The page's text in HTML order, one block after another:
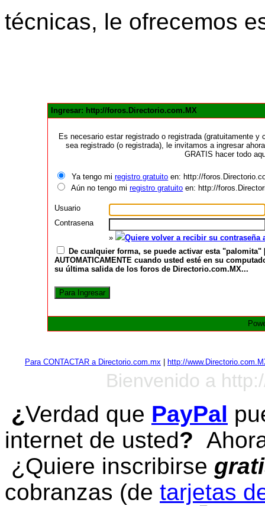
técnicas, le ofrecemos
Ingresar: http://foros.Directorio.com.MX
Es necesario estar registrado o registrada (gratuitamente
sea registrado (o registrada), le invitamos a ingresar
GRATIS hacer todo
Ya tengo miregistro gratuito en: http://
Aún no tengo miregistro gratuito en: http://
Usuario
Contrasena
»
Quiere volver a recibir su
De cualquier forma, se puede activar esta
AUTOMATICAMENTE cuando usted esté en su
su última salida de los foros de Directorio.com.MX...
Para CONTACTAR a Directorio.com.mx http://
Bienvenido a
¿Verdad que PayPal
internet de usted?
¿Quiere inscribirse
cobranzas (de tarjetas